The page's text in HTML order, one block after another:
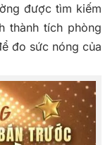
được tìm kiếm
thành tích phòng
đo sức nóng của